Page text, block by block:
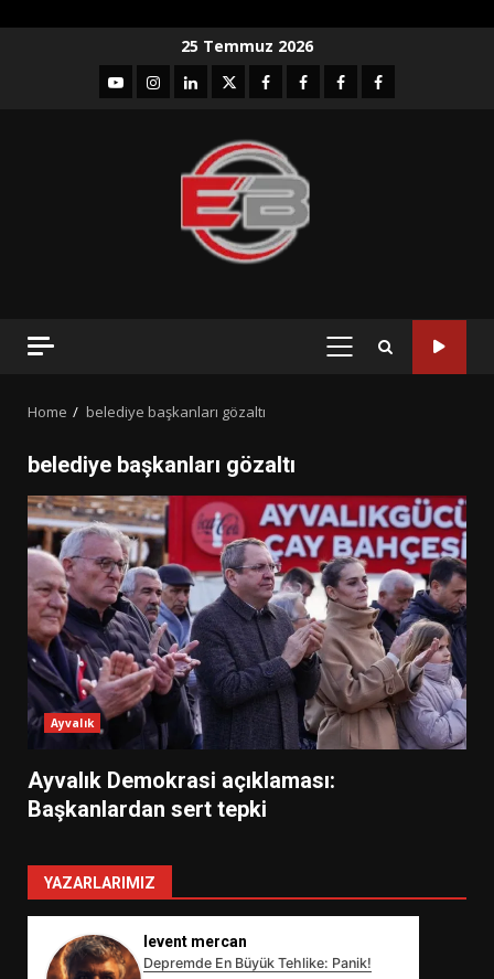
25 Temmuz 2026
YouTubeInstagram
LinkedIntwitterfacebook-Facebook-
Facebook-Facebook-
PRIMARY
Home belediye başkanları gözaltı
belediye başkanları gözaltı
Ayvalık
Ayvalık Demokrasi açıklaması:
Başkanlardan sert tepki
YAZARLARIMIZ
levent mercan
Depremde En Büyük Tehlike: Panik!